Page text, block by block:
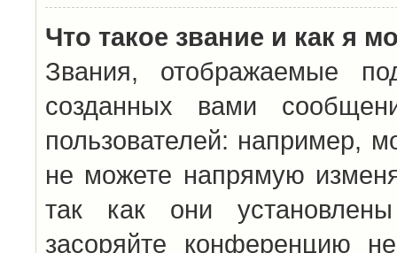
Что такое звание и как я
Звания, отображаемые
созданных вами
пользователей: например,
не можете напрямую
так как они
засоряйте конференцию